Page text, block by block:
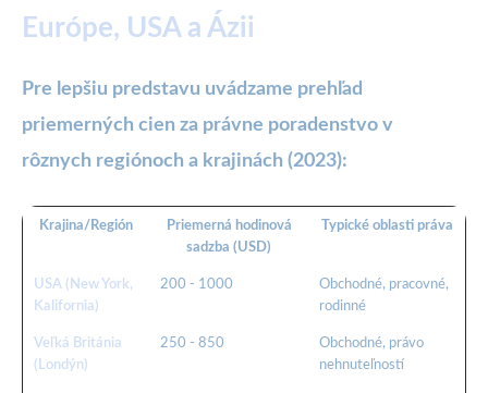
Európe, USA a Ázii
Pre lepšiu predstavu uvádzame prehľad
priemerných cien za právne poradenstvo v
rôznych regiónoch a krajinách (2023):
Krajina/Región
Priemerná hodinová
sadzba (USD)
Typické oblasti práva
USA (New York,
Kalifornia)
200 - 1000
Obchodné, pracovné,
rodinné
Veľká Británia
(Londýn)
250 - 850
Obchodné, právo
nehnuteľností